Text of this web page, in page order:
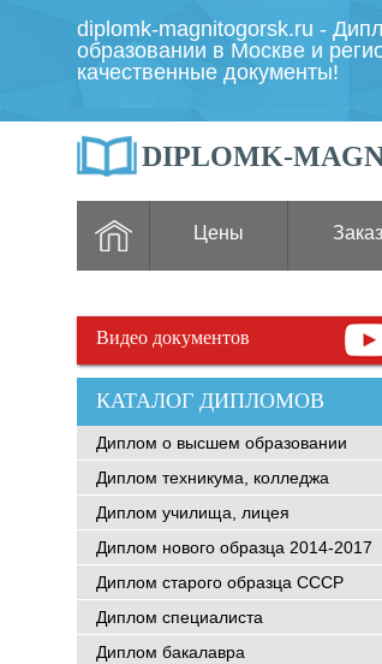
diplomk-magnitogorsk.ru -
образовании в Москве и
качественные документы!
DIPLOMK-
Цены Заказ
Видео документов
КАТАЛОГ ДИПЛОМОВ
Диплом о высшем образовании
Диплом техникума, колледжа
Диплом училища, лицея
Диплом нового образца 2014-2017
Диплом старого образца СССР
Диплом специалиста
Диплом бакалавра